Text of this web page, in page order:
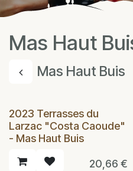
Mas Haut
Mas Haut Buis
2023 Terrasses du
Larzac "Costa Caoude"
- Mas Haut Buis
20,66 €